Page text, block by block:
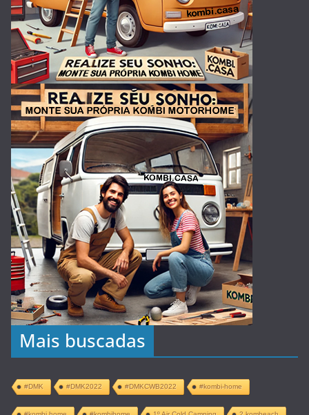
Mais buscadas
#DMK #DMK2022 #DMKCWB2022 #kombi-home